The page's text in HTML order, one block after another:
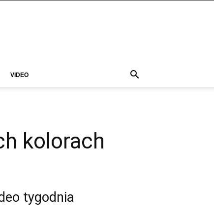
VIDEO
kolorach
tygodnia